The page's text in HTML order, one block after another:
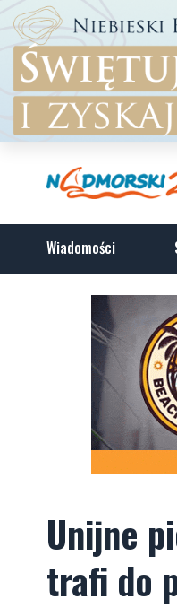
Wiadomości
Unijne
trafi do